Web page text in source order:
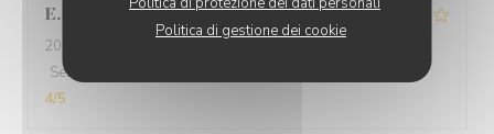
Politica di gestione dei cookie
E
2025-12-29
Servizio
Qualità / Prezzo:
4/5